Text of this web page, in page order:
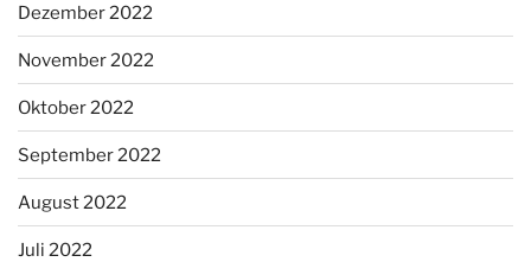
Dezember 2022
November 2022
Oktober 2022
September 2022
August 2022
Juli 2022